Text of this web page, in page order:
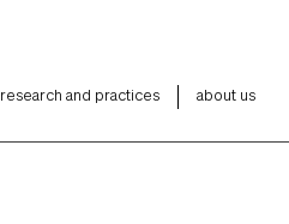
research and practices about us